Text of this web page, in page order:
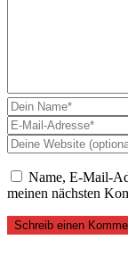
Name, E-Mail-
meinen nächsten